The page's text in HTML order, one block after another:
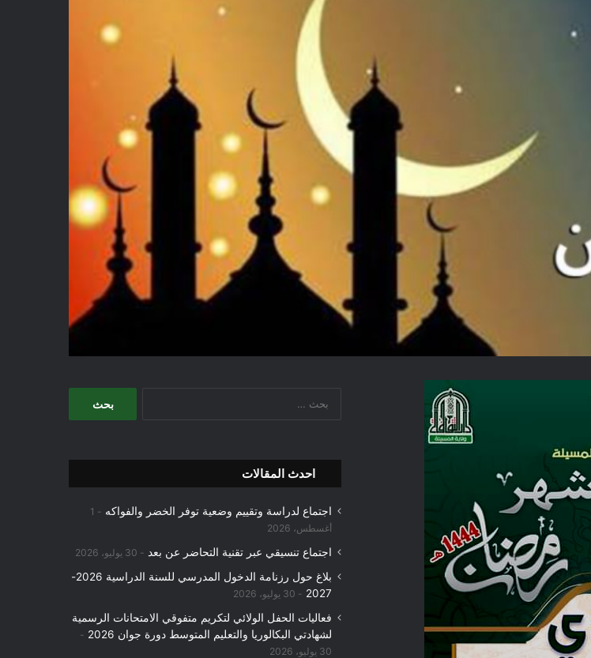
احدث المقالات
اجتماع لدراسة وتقييم وضعية توفر الخضر والفواكه
1
أغسطس، 2026
اجتماع تنسيقي عبر تقنية التحاضر عن بعد 30 يوليو، 2026
بلاغ حول رزنامة الدخول المدرسي للسنة الدراسية 2026-
2027
30 يوليو، 2026
فعاليات الحفل الولائي لتكريم متفوقي الامتحانات الرسمية
لشهادتي البكالوريا والتعليم المتوسط دورة جوان 2026
30 يوليو، 2026